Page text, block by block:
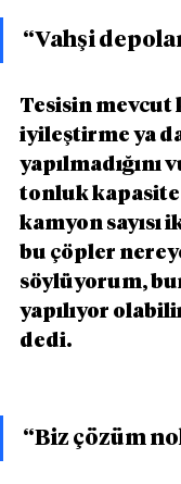
“Vahşi
Tesisin mevcut
iyileştirme ya
yapılmadığını
tonluk kapasite
kamyon
bu çöpler
söylüyorum,
yapılıyor
dedi.
“Biz çözüm